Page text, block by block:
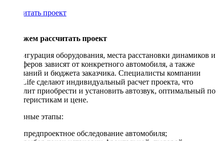
Рассчитать проект
Поможем рассчитать проект
Конфигурация оборудования, места расстановки динамиков и
сабвуферов зависят от конкретного автомобиля, а также
пожеланий и бюджета заказчика. Специалисты компании
DriveLife сделают индивидуальный расчет проекта, что
позволит приобрести и установить автозвук, оптимальный по
характеристикам и цене.
Основные этапы:
предпроектное обследование автомобиля;